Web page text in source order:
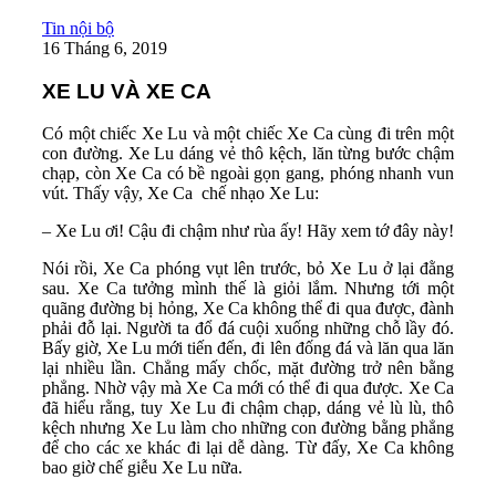
Tin nội bộ
16 Tháng 6, 2019
XE LU VÀ XE CA
Có một chiếc Xe Lu và một chiếc Xe Ca cùng đi trên một
con đường. Xe Lu dáng vẻ thô kệch, lăn từng bước chậm
chạp, còn Xe Ca có bề ngoài gọn gang, phóng nhanh vun
vút. Thấy vậy, Xe Ca chế nhạo Xe Lu:
– Xe Lu ơi! Cậu đi chậm như rùa ấy! Hãy xem tớ đây này!
Nói rồi, Xe Ca phóng vụt lên trước, bỏ Xe Lu ở lại đằng
sau. Xe Ca tưởng mình thế là giỏi lắm. Nhưng tới một
quãng đường bị hỏng, Xe Ca không thể đi qua được, đành
phải đỗ lại. Người ta đổ đá cuội xuống những chỗ lầy đó.
Bấy giờ, Xe Lu mới tiến đến, đi lên đống đá và lăn qua lăn
lại nhiều lần. Chẳng mấy chốc, mặt đường trở nên bằng
phẳng. Nhờ vậy mà Xe Ca mới có thể đi qua được. Xe Ca
đã hiểu rằng, tuy Xe Lu đi chậm chạp, dáng vẻ lù lù, thô
kệch nhưng Xe Lu làm cho những con đường bằng phẳng
để cho các xe khác đi lại dễ dàng. Từ đấy, Xe Ca không
bao giờ chế giễu Xe Lu nữa.